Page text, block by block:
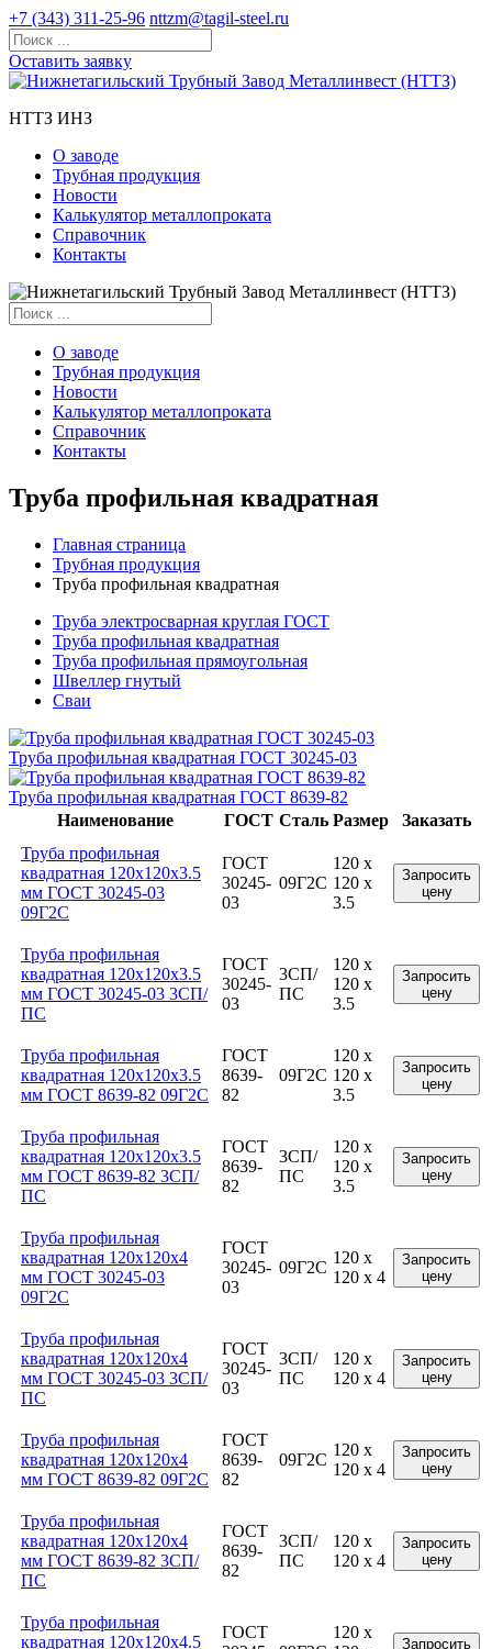
+7 (343) 311-25-96 nttzm@tagil-steel.ru
Оставить заявку
НТТЗ ИНЗ
О заводе
Трубная продукция
Новости
Калькулятор металлопроката
Справочник
Контакты
О заводе
Трубная продукция
Новости
Калькулятор металлопроката
Справочник
Контакты
Труба профильная квадратная
Главная страница
Трубная продукция
Труба профильная квадратная
Труба электросварная круглая ГОСТ
Труба профильная квадратная
Труба профильная прямоугольная
Швеллер гнутый
Сваи
Труба профильная квадратная ГОСТ 30245-03
Труба профильная квадратная ГОСТ 8639-82
Наименование
ГОСТ Сталь Размер
Заказать
Труба профильная
квадратная 120x120x3.5
мм ГОСТ 30245-03
09Г2С
ГОСТ
30245-
03
09Г2С
120 x
120 x
3.5
Запросить
цену
Труба профильная
квадратная 120x120x3.5
мм ГОСТ 30245-03 3СП/
ПС
ГОСТ
30245-
03
3СП/
ПС
120 x
120 x
3.5
Запросить
цену
Труба профильная
квадратная 120x120x3.5
мм ГОСТ 8639-82 09Г2С
ГОСТ
8639-
82
09Г2С
120 x
120 x
3.5
Запросить
цену
Труба профильная
квадратная 120x120x3.5
мм ГОСТ 8639-82 3СП/
ПС
ГОСТ
8639-
82
3СП/
ПС
120 x
120 x
3.5
Запросить
цену
Труба профильная
квадратная 120x120x4
мм ГОСТ 30245-03
09Г2С
ГОСТ
30245-
03
09Г2С
120 x
120 x 4
Запросить
цену
Труба профильная
квадратная 120x120x4
мм ГОСТ 30245-03 3СП/
ПС
ГОСТ
30245-
03
3СП/
ПС
120 x
120 x 4
Запросить
цену
Труба профильная
квадратная 120x120x4
мм ГОСТ 8639-82 09Г2С
ГОСТ
8639-
82
09Г2С
120 x
120 x 4
Запросить
цену
Труба профильная
квадратная 120x120x4
мм ГОСТ 8639-82 3СП/
ПС
ГОСТ
8639-
82
3СП/
ПС
120 x
120 x 4
Запросить
цену
Труба профильная
квадратная 120x120x4.5
ГОСТ
120 x
Запросить